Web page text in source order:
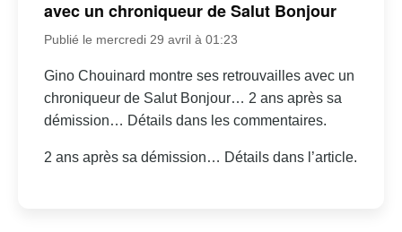
avec un chroniqueur de Salut Bonjour
Publié le mercredi 29 avril à 01:23
Gino Chouinard montre ses retrouvailles avec un
chroniqueur de Salut Bonjour… 2 ans après sa
démission… Détails dans les commentaires.
2 ans après sa démission… Détails dans l’article.